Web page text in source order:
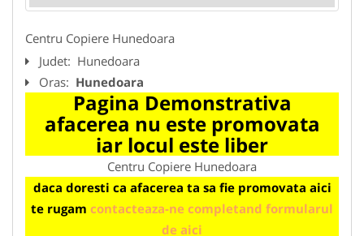
Centru Copiere Hunedoara
Judet: Hunedoara
Oras: Hunedoara
Pagina Demonstrativa
afacerea nu este promovata
iar locul este liber
Centru Copiere Hunedoara
daca doresti ca afacerea ta sa fie promovata aici
te rugam contacteaza-ne completand formularul
de aici